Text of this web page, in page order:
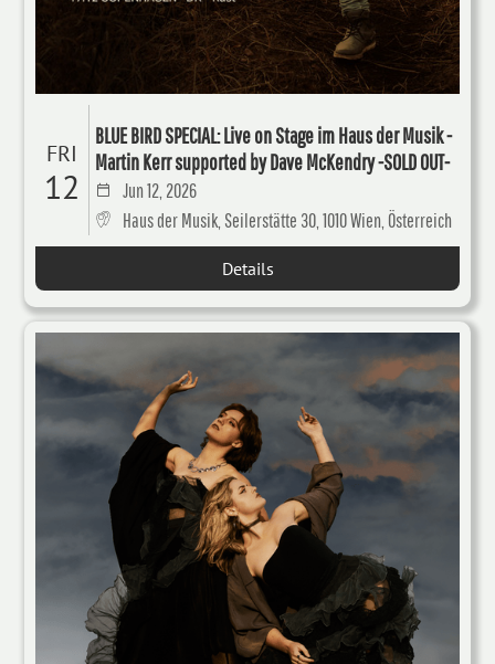
FRI
12
BLUE BIRD SPECIAL: Live on Stage im Haus der Musik -
Martin Kerr supported by Dave McKendry -SOLD OUT-
Jun 12, 2026
Haus der Musik, Seilerstätte 30, 1010 Wien, Österreich
Details